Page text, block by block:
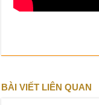
BÀI VIẾT LIÊN QUAN